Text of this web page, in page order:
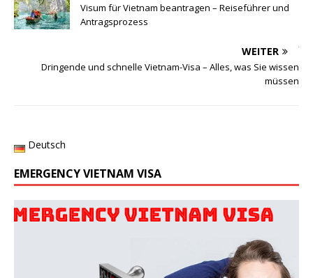
Visum für Vietnam beantragen – Reiseführer und
Antragsprozess
WEITER
Dringende und schnelle Vietnam-Visa – Alles, was Sie wissen
müssen
Deutsch
EMERGENCY VIETNAM VISA